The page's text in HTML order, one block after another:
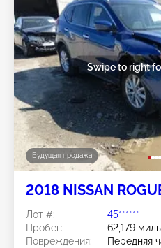
Будущая продажа
Swipe to right
2018 NISSAN
Лот #:
45******
Пробег:
62,179 миль
Повреждения:
Передняя